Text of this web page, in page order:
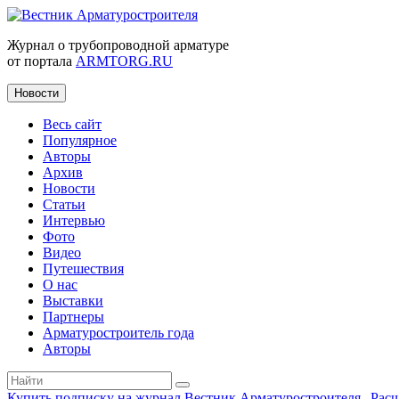
Журнал о трубопроводной арматуре
от портала ARMTORG.RU
Новости
Весь сайт
Популярное
Авторы
Архив
Новости
Статьи
Интервью
Фото
Видео
Путешествия
О нас
Выставки
Партнеры
Арматуростроитель года
Авторы